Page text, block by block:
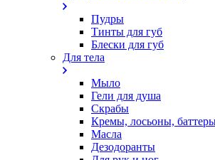
Пудры
Тинты для губ
Блески для губ
Для тела
Мыло
Гели для душа
Скрабы
Кремы, лосьоны,
Масла
Дезодоранты